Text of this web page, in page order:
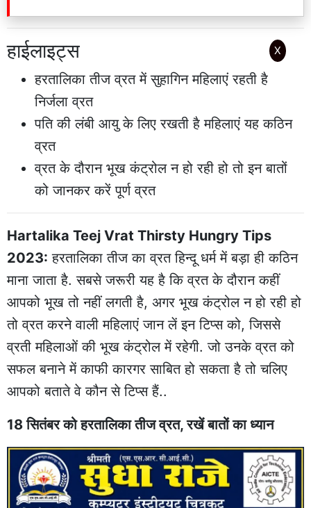
हाईलाइट्स
हरतालिका तीज व्रत में सुहागिन महिलाएं रहती है
निर्जला व्रत
पति की लंबी आयु के लिए रखती है महिलाएं यह कठिन
व्रत
व्रत के दौरान भूख कंट्रोल न हो रही हो तो इन बातों
को जानकर करें पूर्ण व्रत
Hartalika Teej Vrat Thirsty Hungry Tips
2023: हरतालिका तीज का व्रत हिन्दू धर्म में बड़ा ही कठिन
माना जाता है. सबसे जरूरी यह है कि व्रत के दौरान कहीं
आपको भूख तो नहीं लगती है, अगर भूख कंट्रोल न हो रही हो
तो व्रत करने वाली महिलाएं जान लें इन टिप्स को, जिससे
व्रती महिलाओं की भूख कंट्रोल में रहेगी. जो उनके व्रत को
सफल बनाने में काफी कारगर साबित हो सकता है तो चलिए
आपको बताते वे कौन से टिप्स हैं..
18 सितंबर को हरतालिका तीज व्रत, रखें बातों का ध्यान
X